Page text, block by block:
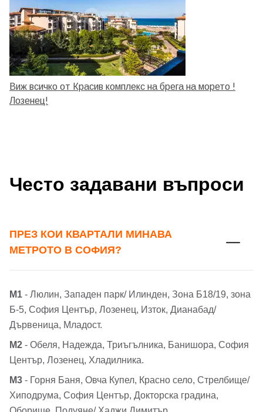
Вход
Имейл Адрес
Виж всичко от Красив комплекс на брега на морето !
Лозенец!
Често задавани въпроси
ПРЕЗ КОИ КВАРТАЛИ МИНАВА
МЕТРОТО В СОФИЯ?
М1 - Люлин, Западен парк/ Илинден, Зона Б18/19, зона
Б-5, София Център, Лозенец, Изток, Дианабад/
Дървеница, Младост.
М2 - Обеля, Надежда, Триъгълника, Банишора, София
Център, Лозенец, Хладилника.
М3 - Горня Баня, Овча Купел, Красно село, Стрелбище/
Хиподрума, София Център, Докторска градина,
Имейл адрес*